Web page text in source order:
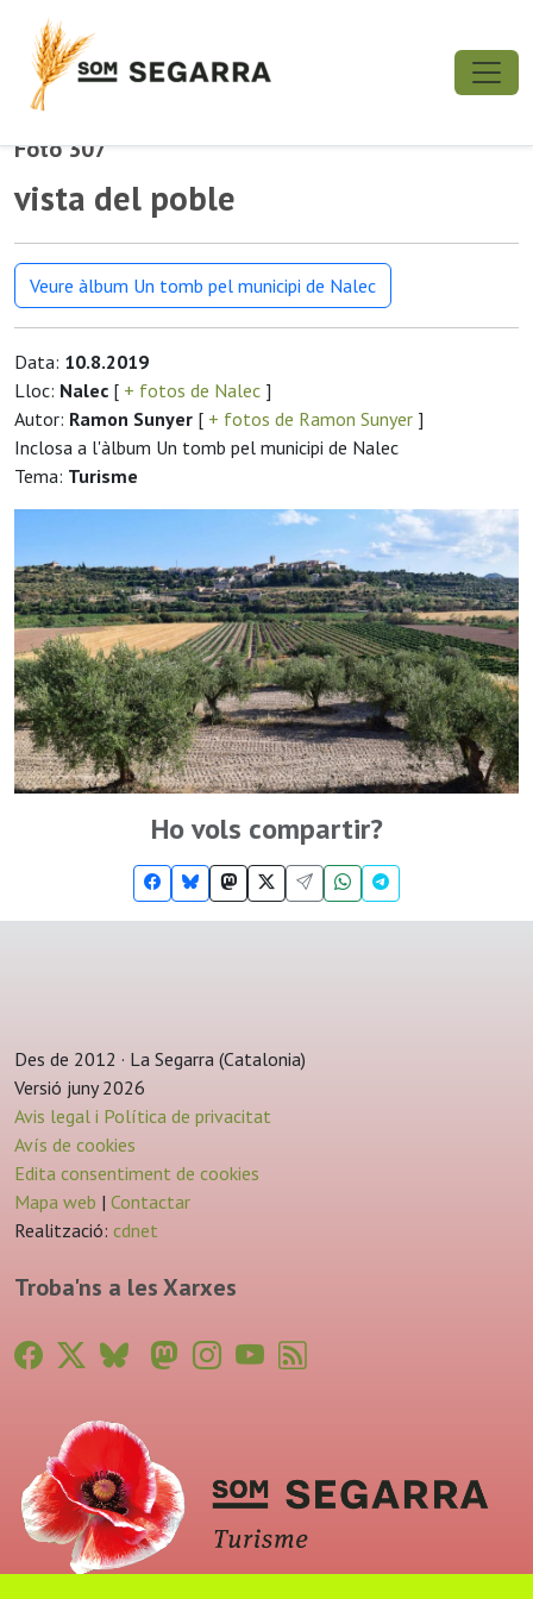
Foto 307
vista del poble
Veure àlbum Un tomb pel municipi de Nalec
Data: 10.8.2019
Lloc: Nalec [ + fotos de Nalec ]
Autor: Ramon Sunyer [ + fotos de Ramon Sunyer ]
Inclosa a l'àlbum Un tomb pel municipi de Nalec
Tema: Turisme
Ho vols compartir?
Des de 2012 · La Segarra (Catalonia)
Versió juny 2026
Avis legal i Política de privacitat
Avís de cookies
Edita consentiment de cookies
Mapa web | Contactar
Realització: cdnet
Troba'ns a les Xarxes